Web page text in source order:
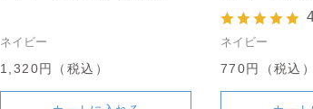
ネイビー
1,320円（税込）
ネイビー
770円（税込）